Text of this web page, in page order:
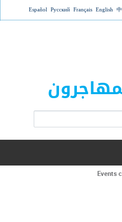
Jump to
English
Français
Русский
Español
Events